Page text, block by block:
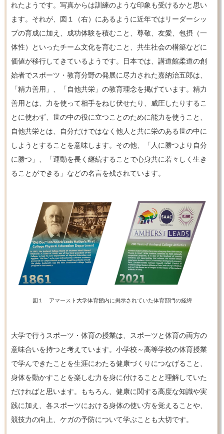
れたようです。写真からは訓練のような印象も受けるかと思い
ます。それが、図１（右）にあるように近年ではリーダーシッ
プの育成に加え、成功体験を積むこと、尊敬、友愛、包摂（一
体性）といったチーム文化を育むこと、共生社会の構築などに
価値が移行してきているようです。日本では、講道館柔道の創
始者でスポーツ・教育分野の発展に尽力された嘉納治五郎は、
「精力善用」、「自他共栄」の教育理念を掲げています。精力
善用とは、力を使って相手をねじ伏せたり、威圧したりするこ
とに使わず、世の中の役に立つことのために能力を使うこと、
自他共栄とは、自分だけではなく他人と共に栄のある世の中に
しようとすることを意味します。その他、「人に勝つより自分
に勝つ」、「運動を長く継続することで心身共に若々しく生き
ることができる」などの名言を残されています。
図１ アマースト大学体育館内に掲示されていた体育部門の経緯
大学で行うスポーツ・体育の授業は、スポーツと体育の両方の
意味合いを持つと考えています。小学校～高等学校の体育授業
で学んできたことを生涯にわたる健康づくりにつなげること、
身体を動かすことを楽しむ力を身に付けることと理解していた
だければと思います。もちろん、健康に関する高度な知識や実
践に加え、各スポーツにおける身体の使い方を覚えることや、
競技力の向上、ケガの予防について学ぶことも大切です。